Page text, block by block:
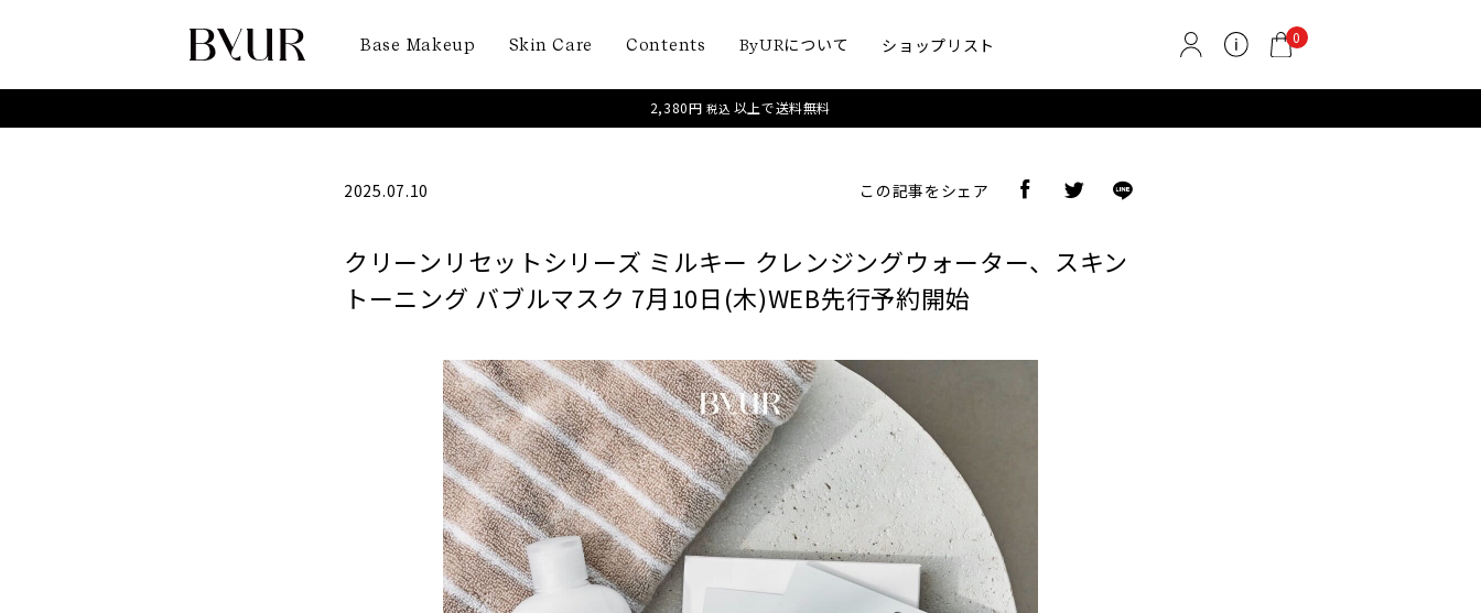
Base Makeup Skin Care Contents ByURについて ショップリスト 0
2,380円税込 以上で送料無料
2025.07.10 この記事をシェア
クリーンリセットシリーズ ミルキー クレンジングウォーター、スキン
トーニング バブルマスク 7月10日(木)WEB先行予約開始